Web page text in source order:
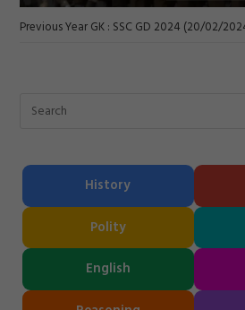
Previous Year GK : SSC GD 2024 (20/02/
History
Polity
English